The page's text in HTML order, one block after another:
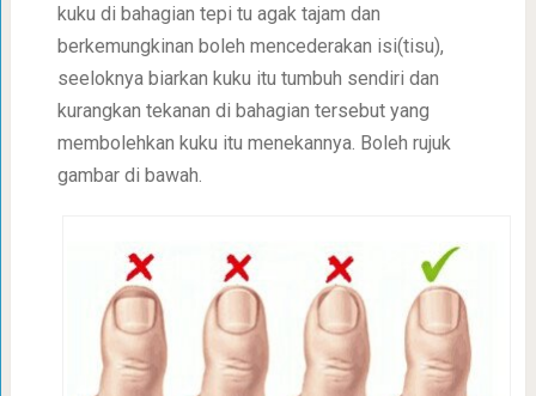
kuku di bahagian tepi tu agak tajam dan
berkemungkinan boleh mencederakan isi(tisu),
seeloknya biarkan kuku itu tumbuh sendiri dan
kurangkan tekanan di bahagian tersebut yang
membolehkan kuku itu menekannya. Boleh rujuk
gambar di bawah.